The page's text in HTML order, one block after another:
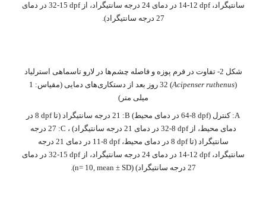
سانتیگراد،dpf 12-14 در دمای 24 درجه سانتیگراد، از dpf
15-32 در دمای
27 درجه سانتیگراد).
شکل 2- تفاوت در فرم پوزه و فاصله چشم‌ها در لارو تاسماهی استرلیاد
(
Acipenser ruthenus) 32 روز بعد از دستکاری‌های دمایی
(مقیاس: 1
میلی متر)
A: کنترل (dpf
B: 21 درجه سانتیگراد (تا dpf
8 در
دمای محیط، ازdpf 8-32 در دمای 21 درجه سانتیگراد) ، C
: 27 درجه
سانتیگراد (تاdpf
dpf
8-11 در دمای 21 درجه
سانتیگراد،dpf 12-14 در دمای 24 درجه سانتیگراد، از dpf
15-32 در دمای
27 درجه سانتیگراد) (
n= 10, mean ± SD
).